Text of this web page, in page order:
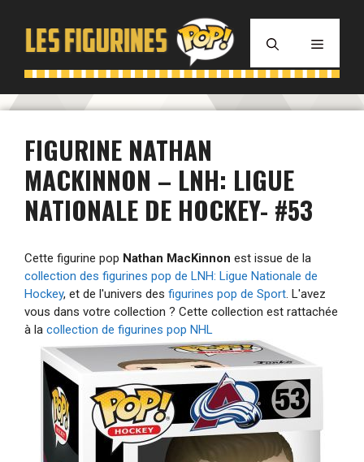
contenu
MENU
FIGURINE NATHAN
MACKINNON – LNH: LIGUE
NATIONALE DE HOCKEY- #53
Cette figurine pop Nathan MacKinnon est issue de la
collection des figurines pop de LNH: Ligue Nationale de
Hockey, et de l'univers des figurines pop de Sport. L'avez
vous dans votre collection ? Cette collection est rattachée
à la collection de figurines pop NHL